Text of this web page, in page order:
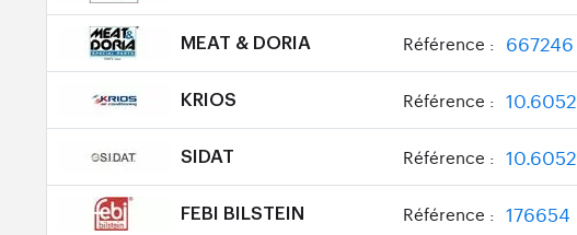
MEAT & DORIA Référence : 667246
KRIOS Référence : 10.6052
SIDAT Référence : 10.6052
FEBI BILSTEIN Référence : 176654